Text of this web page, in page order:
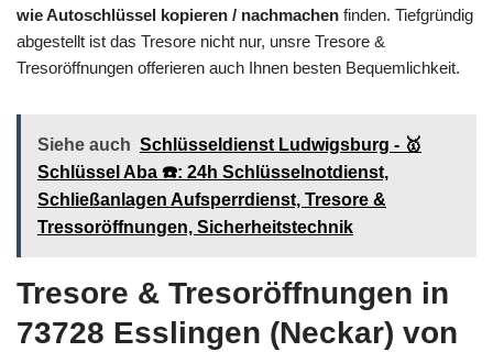
wie Autoschlüssel kopieren / nachmachen finden. Tiefgründig
abgestellt ist das Tresore nicht nur, unsre Tresore &
Tresoröffnungen offerieren auch Ihnen besten Bequemlichkeit.
Siehe auch Schlüsseldienst Ludwigsburg - 🥇
Schlüssel Aba ☎️: 24h Schlüsselnotdienst,
Schließanlagen Aufsperrdienst, Tresore &
Tressoröffnungen, Sicherheitstechnik
Tresore & Tresoröffnungen in
73728 Esslingen (Neckar) von